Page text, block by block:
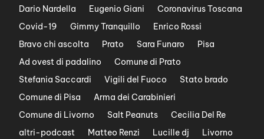
Dario Nardella
Eugenio Giani
Coronavirus Toscana
Covid-19
Gimmy Tranquillo
Enrico Rossi
Bravo chi ascolta
Prato Sara Funaro
Pisa
Ad ovest di padalino
Comune di Prato
Stefania Saccardi
Vigili del Fuoco
Stato brado
Comune di Pisa
Arma dei Carabinieri
Comune di Livorno
Salt Peanuts
Cecilia Del Re
altri-podcast
Matteo Renzi Lucille dj
Livorno